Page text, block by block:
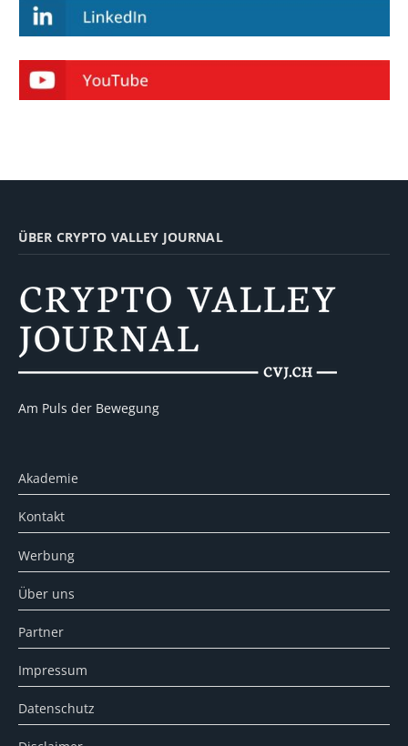
ÜBER CRYPTO VALLEY JOURNAL
Am Puls der Bewegung
Akademie
Kontakt
Werbung
Über uns
Partner
Impressum
Datenschutz